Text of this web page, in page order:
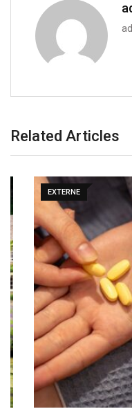
Related Articles
EXTERNE